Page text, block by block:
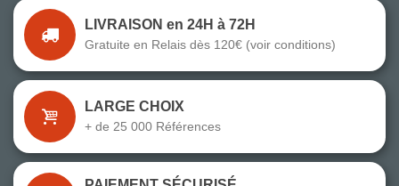
LIVRAISON en 24H à 72H
Gratuite en Relais dès 120€ (voir conditions)
LARGE CHOIX
+ de 25 000 Références